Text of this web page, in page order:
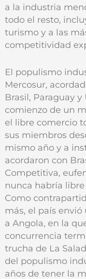
a la industria
todo el resto,
turismo y a las
competitividad
El populismo
Mercosur,
Brasil, Paraguay
comienzo de un
el libre comercio
sus miembros
mismo año y a
acordaron con
Competitiva,
nunca habría
Como
más, el país
a Angola, en la
concurrencia
trucha de La
del populismo
años de tener la